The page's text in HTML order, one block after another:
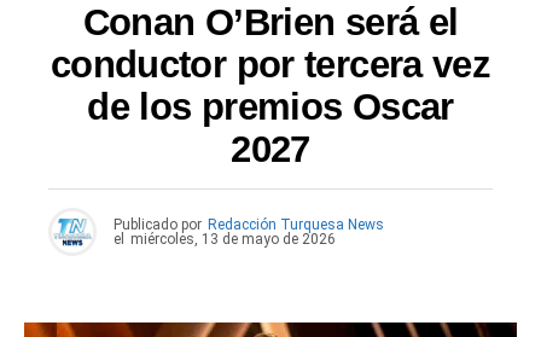
Conan O’Brien será el
conductor por tercera vez
de los premios Oscar
2027
Publicado por Redacción Turquesa News
el
miércoles, 13 de mayo de 2026